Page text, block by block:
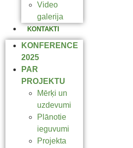
Video
galerija
KONTAKTI
KONFERENCE
2025
PAR
PROJEKTU
Mērķi un
uzdevumi
Plānotie
ieguvumi
Projekta